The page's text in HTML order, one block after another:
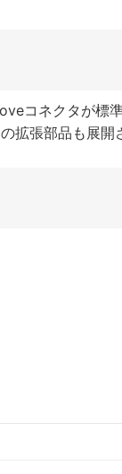
コネクタが標準
張部品も展開